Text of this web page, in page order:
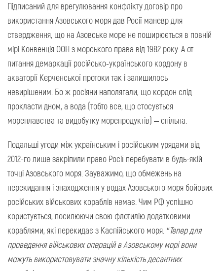
Підписаний для врегулювання конфлікту договір про
використання Азовського моря дав Росії маневр для
ствердження, що на Азовське море не поширюється в повній
мірі Конвенція ООН з морського права від 1982 року. А от
питання демаркації російсько-українського кордону в
акваторії Керченської протоки так і залишилось
невирішеним. Бо ж росіяни наполягали, що кордон слід
прокласти дном, а вода (тобто все, що стосується
мореплавства та видобутку морепродуктів) – спільна.
Подальші угоди між українським і російським урядами від
2012-го лише закріпили право Росії перебувати в будь-якій
точці Азовського моря. Зауважимо, що обмежень на
перекидання і знаходження у водах Азовського моря бойових
російських військових кораблів немає. Чим РФ успішно
користується, посилюючи свою флотилію додатковими
кораблями, які перекидає з Каспійського моря. “Тепер для
проведення військових операцій в Азовському морі вони
можуть використовувати значну кількість десантних